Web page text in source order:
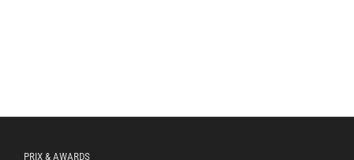
PRIX & AWARDS